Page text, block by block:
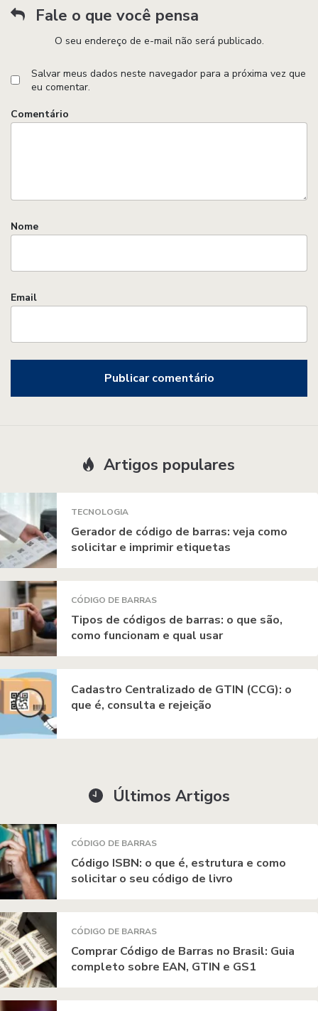
Fale o que você pensa
O seu endereço de e-mail não será publicado.
Nome
Email
Salvar meus dados neste navegador para a próxima vez que
eu comentar.
Comentário
Artigos populares
TECNOLOGIA
Gerador de código de barras: veja como
solicitar e imprimir etiquetas
CÓDIGO DE BARRAS
Tipos de códigos de barras: o que são,
como funcionam e qual usar
Cadastro Centralizado de GTIN (CCG): o
que é, consulta e rejeição
Últimos Artigos
CÓDIGO DE BARRAS
Código ISBN: o que é, estrutura e como
solicitar o seu código de livro
CÓDIGO DE BARRAS
Comprar Código de Barras no Brasil: Guia
completo sobre EAN, GTIN e GS1